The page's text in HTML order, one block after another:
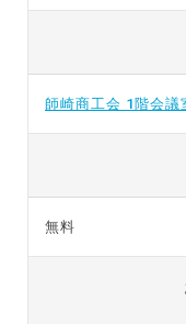
師崎商工会 1階会議
無料